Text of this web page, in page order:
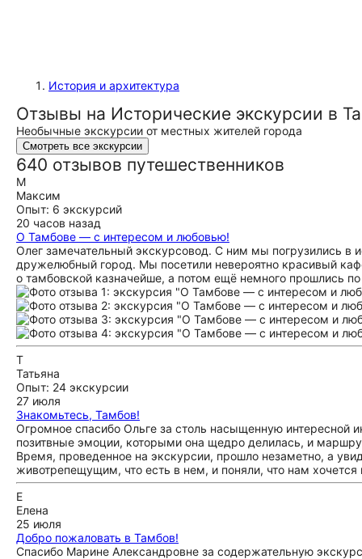
История и архитектура
Отзывы на Исторические экскурсии в
Необычные экскурсии от местных жителей города
Смотреть все экскурсии
640 отзывов путешественников
М
Максим
Опыт: 6 экскурсий
20 часов назад
О Тамбове — с интересом и любовью!
Олег замечательный экскурсовод. С ним мы погрузились в
дружелюбный город. Мы посетили невероятно красивый
о тамбовской казначейше, а потом ещё немного прошлись
Т
Татьяна
Опыт: 24 экскурсии
27 июля
Знакомьтесь, Тамбов!
Огромное спасибо Ольге за столь насыщенную интересной
позитвные эмоции, которыми она щедро делилась, и
Время, проведенное на экскурсии, прошло незаметно, а
животрепещущим, что есть в нем, и поняли, что нам хочется
Е
Елена
25 июля
Добро пожаловать в Тамбов!
Спасибо Марине Александровне за содержательную